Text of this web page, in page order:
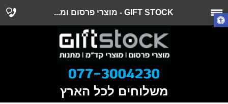
GIFT STOCK - מוצרי פרסום ומ...
משלוחים לכל הארץ